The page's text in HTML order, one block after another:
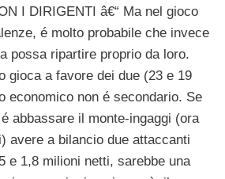
I DIRIGENTI â€“ Ma nel gioco
é molto probabile che invece
possa ripartire proprio da loro.
gioca a favore dei due (23 e 19
economico non é secondario. Se
abbassare il monte-ingaggi (ora
avere a bilancio due attaccanti
e 1,8 milioni netti, sarebbe una